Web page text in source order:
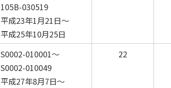
105B-030519
平成23年1月21日～
平成25年10月25日
S0002-010001～
S0002-010049
平成27年8月7日～
22